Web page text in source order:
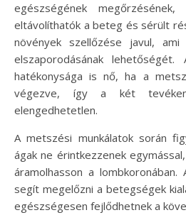
egészségének
eltávolíthatók a beteg és sérült
növények szellőzése javul,
elszaporodásának
hatékonysága is nő, ha a
végezve, így a két
elengedhetetlen.
A metszési munkálatok során
ágak ne érintkezzenek
áramolhasson a
segít megelőzni a betegségek
egészségesen fejlődhetnek a